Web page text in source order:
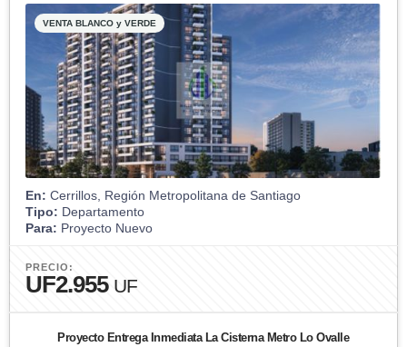
VENTA BLANCO y VERDE
En: Cerrillos, Región Metropolitana de Santiago
Tipo: Departamento
Para: Proyecto Nuevo
PRECIO:
UF2.955 UF
Proyecto Entrega Inmediata La Cisterna Metro Lo Ovalle